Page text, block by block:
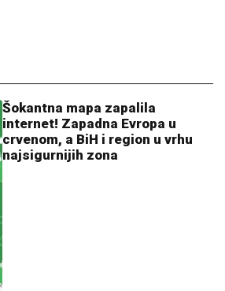
Šokantna mapa zapalila
internet! Zapadna Evropa u
crvenom, a BiH i region u vrhu
najsigurnijih zona